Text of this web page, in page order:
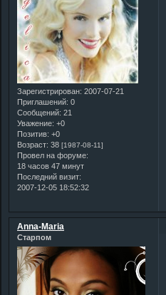
Зарегистрирован: 2007-07-21
Приглашений: 0
Сообщений: 21
Уважение: +0
Позитив: +0
Возраст: 38 [1987-08-11]
Провел на форуме:
18 часов 47 минут
Последний визит:
2007-12-05 18:52:32
Anna-Maria
Старпом